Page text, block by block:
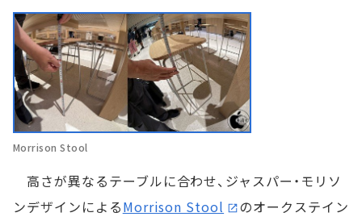
Morrison Stool
高さが異なるテーブルに合わせ、ジャスパー・モリソ
ンデザインによるMorrison Stool
のオークステイン